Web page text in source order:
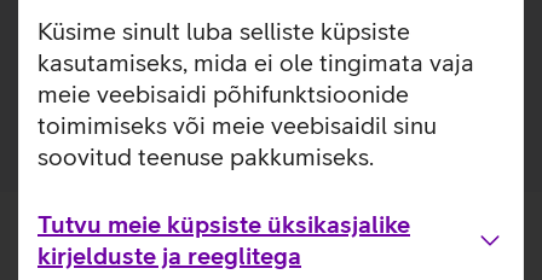
Küsime sinult luba selliste küpsiste
kasutamiseks, mida ei ole tingimata vaja
meie veebisaidi põhifunktsioonide
toimimiseks või meie veebisaidil sinu
soovitud teenuse pakkumiseks.
Tutvu meie küpsiste üksikasjalike
kirjelduste ja reeglitega
tagatud telefoni kindel haare ja kaitse kriimustuste eest.
Ümbris on valmistatud 33% taaskasutatud materjalidest.